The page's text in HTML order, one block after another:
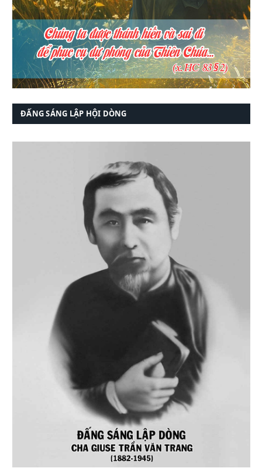
ĐẤNG SÁNG LẬP HỘI DÒNG